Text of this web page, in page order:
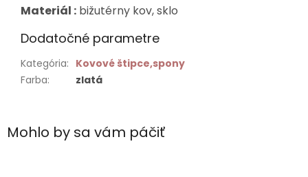
Mohlo by sa vám páčiť
Materiál : bižutérny kov, sklo
Dodatočné parametre
Kategória: Kovové štipce,spony
Farba: zlatá